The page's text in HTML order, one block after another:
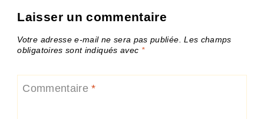
Laisser un commentaire
Votre adresse e-mail ne sera pas publiée. Les champs
obligatoires sont indiqués avec *
Commentaire*